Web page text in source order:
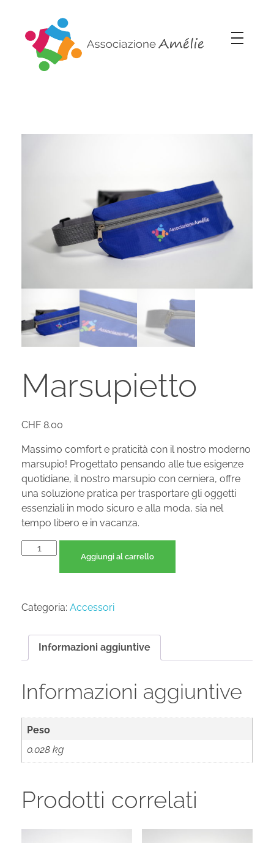
Marsupietto
CHF 8.00
Massimo comfort e praticità con il nostro moderno
marsupio! Progettato pensando alle tue esigenze
quotidiane, il nostro marsupio con cerniera, offre
una soluzione pratica per trasportare gli oggetti
essenziali in modo sicuro e alla moda, sia nel
tempo libero e in vacanza.
Aggiungi al carrello
Categoria: Accessori
Informazioni aggiuntive
Informazioni aggiuntive
Peso
0.028 kg
Prodotti correlati